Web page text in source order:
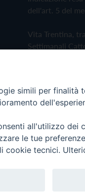
dell'art. 5 del
Vita Trentina,
Settimanali
Privacy Policy
Trentina Editrice
simili per finalità
all'utilizzo dei
le tue
cookie tecnici.